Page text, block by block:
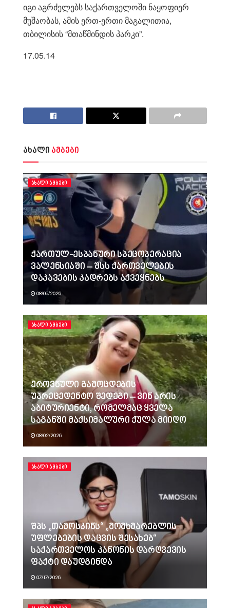
იგი აგრძელებს საქართველოში ნაყოფიერ
მუშაობას, ამის ერთ-ერთი მაგალითია,
თბილისის “მთაწმინდის პარკი”.
17.05.14
ახალი ამბები
ᲐᲮᲐᲚᲘ ᲐᲛᲑᲔᲑᲘ
ქართულ-ესპანური სპეცოპერაცია
ვალენსიაში – შსს ქართველების
დაკავების კადრებს აქვეყნებს
08/05/2026
ᲐᲮᲐᲚᲘ ᲐᲛᲑᲔᲑᲘ
ეროვნული გამოცდების
უპრეცედენტო შედეგი – ვინ არის
აბიტურიენტი, რომელმაც ყველა
საგანში მაქსიმალური ქულა მიიღო
08/02/2026
ᲐᲮᲐᲚᲘ ᲐᲛᲑᲔᲑᲘ
შპს „თამოსკინს“ „მომხმარებლის
უფლებების დაცვის შესახებ“
საქართველოს კანონის დარღვევის
ფაქტი დაუდგინდა
07/17/2026